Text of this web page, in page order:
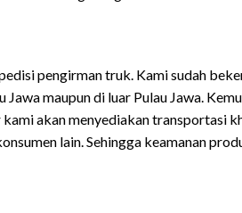
pengirman truk. Kami sudah
maupun di luar Pulau Jawa.
akan menyediakan transportasi
lain. Sehingga keamanan